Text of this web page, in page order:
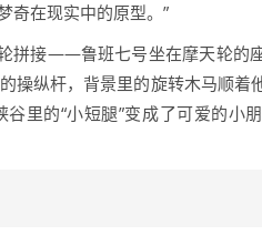
奇在现实中的原型。”
拼接——鲁班七号坐在摩天轮的
操纵杆，背景里的旋转木马顺着
里的“小短腿”变成了可爱的小